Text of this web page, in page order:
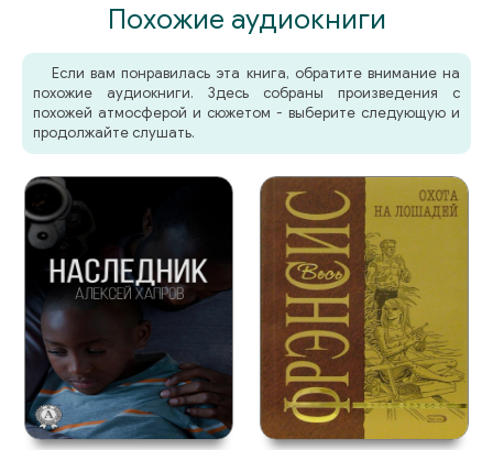
Похожие аудиокниги
Если вам понравилась эта книга, обратите внимание на
похожие аудиокниги. Здесь собраны произведения с
похожей атмосферой и сюжетом - выберите следующую и
продолжайте слушать.